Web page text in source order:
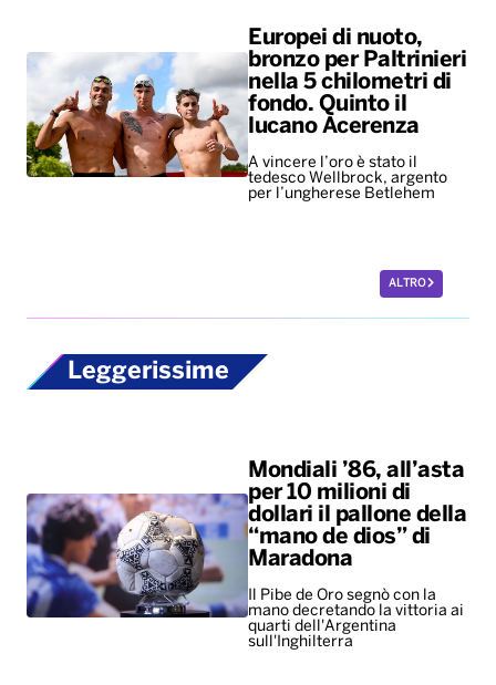
Europei di nuoto,
bronzo per Paltrinieri
nella 5 chilometri di
fondo. Quinto il
lucano Acerenza
A vincere l’oro è stato il
tedesco Wellbrock, argento
per l’ungherese Betlehem
ALTRO
Leggerissime
Mondiali ’86, all’asta
per 10 milioni di
dollari il pallone della
“mano de dios” di
Maradona
Il Pibe de Oro segnò con la
mano decretando la vittoria ai
quarti dell'Argentina
sull'Inghilterra